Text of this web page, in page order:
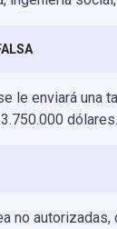
le enviará una
dólares.
no autorizadas,